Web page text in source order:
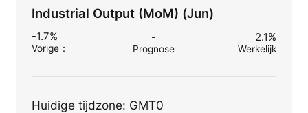
Industrial Output (MoM) (Jun)
-1.7%
Vorige：
-
Prognose
2.1%
Werkelijk
Huidige tijdzone: GMT0